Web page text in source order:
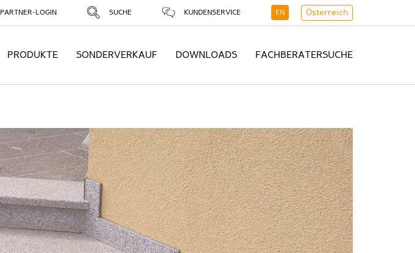
PARTNER-LOGIN SUCHE KUNDENSERVICE EN Österreich
PRODUKTE SONDERVERKAUF DOWNLOADS FACHBERATERSUCHE